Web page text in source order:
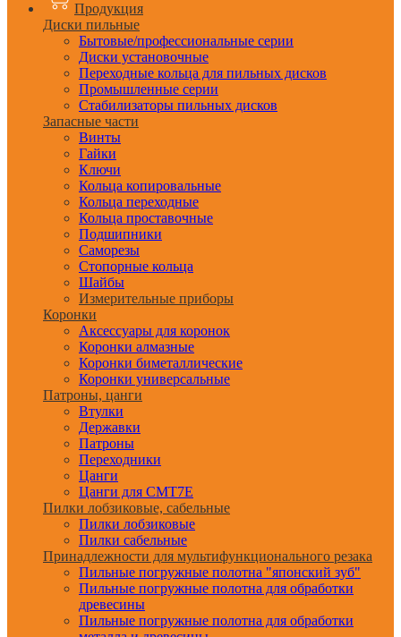
Продукция
Диски пильные
Бытовые/профессиональные серии
Диски установочные
Переходные кольца для пильных дисков
Промышленные серии
Стабилизаторы пильных дисков
Запасные части
Винты
Гайки
Ключи
Кольца копировальные
Кольца переходные
Кольца проставочные
Подшипники
Саморезы
Стопорные кольца
Шайбы
Измерительные приборы
Коронки
Аксессуары для коронок
Коронки алмазные
Коронки биметаллические
Коронки универсальные
Патроны, цанги
Втулки
Державки
Патроны
Переходники
Цанги
Цанги для CMT7E
Пилки лобзиковые, сабельные
Пилки лобзиковые
Пилки сабельные
Принадлежности для мультифункционального резака
Пильные погружные полотна "японский зуб"
Пильные погружные полотна для обработки
древесины
Пильные погружные полотна для обработки